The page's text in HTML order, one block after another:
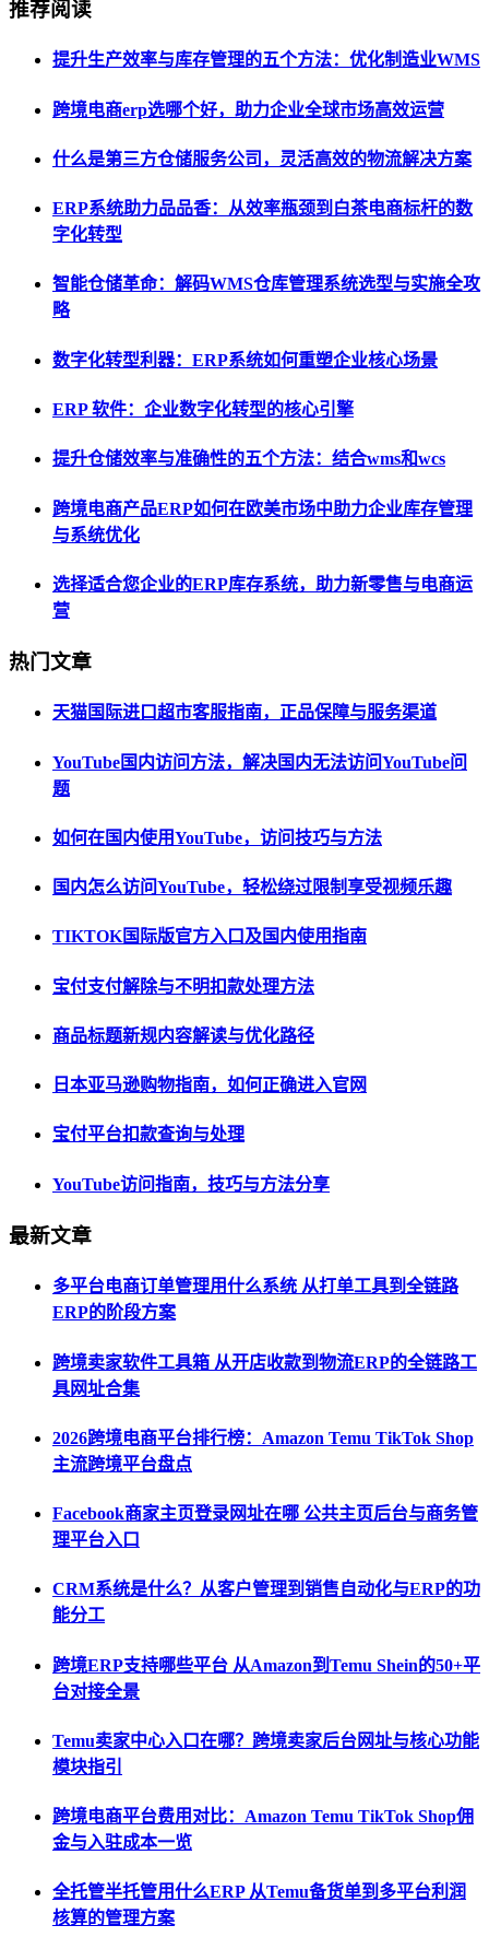
推荐阅读
提升生产效率与库存管理的五个方法：优化制造业WMS
跨境电商erp选哪个好，助力企业全球市场高效运营
什么是第三方仓储服务公司，灵活高效的物流解决方案
ERP系统助力品品香：从效率瓶颈到白茶电商标杆的数
字化转型
智能仓储革命：解码WMS仓库管理系统选型与实施全攻
略
数字化转型利器：ERP系统如何重塑企业核心场景
ERP 软件：企业数字化转型的核心引擎
提升仓储效率与准确性的五个方法：结合wms和wcs
跨境电商产品ERP如何在欧美市场中助力企业库存管理
与系统优化
选择适合您企业的ERP库存系统，助力新零售与电商运
营
热门文章
天猫国际进口超市客服指南，正品保障与服务渠道
YouTube国内访问方法，解决国内无法访问YouTube问
题
如何在国内使用YouTube，访问技巧与方法
国内怎么访问YouTube，轻松绕过限制享受视频乐趣
TIKTOK国际版官方入口及国内使用指南
宝付支付解除与不明扣款处理方法
商品标题新规内容解读与优化路径
日本亚马逊购物指南，如何正确进入官网
宝付平台扣款查询与处理
YouTube访问指南，技巧与方法分享
最新文章
多平台电商订单管理用什么系统 从打单工具到全链路
ERP的阶段方案
跨境卖家软件工具箱 从开店收款到物流ERP的全链路工
具网址合集
2026跨境电商平台排行榜：Amazon Temu TikTok Shop
主流跨境平台盘点
Facebook商家主页登录网址在哪 公共主页后台与商务管
理平台入口
CRM系统是什么？从客户管理到销售自动化与ERP的功
能分工
跨境ERP支持哪些平台 从Amazon到Temu Shein的50+平
台对接全景
Temu卖家中心入口在哪？跨境卖家后台网址与核心功能
模块指引
跨境电商平台费用对比：Amazon Temu TikTok Shop佣
金与入驻成本一览
全托管半托管用什么ERP 从Temu备货单到多平台利润
核算的管理方案